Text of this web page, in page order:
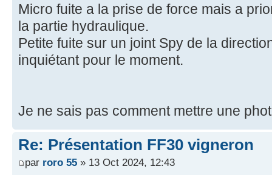
Micro fuite a la prise de force mais a
la partie hydraulique.
Petite fuite sur un joint Spy de la
inquiétant pour le moment.
Je ne sais pas comment mettre une
Re: Présentation FF30 vigneron
par roro 55 » 13 Oct 2024, 12:43